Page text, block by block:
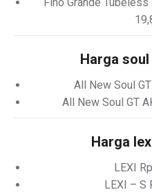
Harga
All New Soul
All New Soul GT
Harga
LEXI
LEXI – S